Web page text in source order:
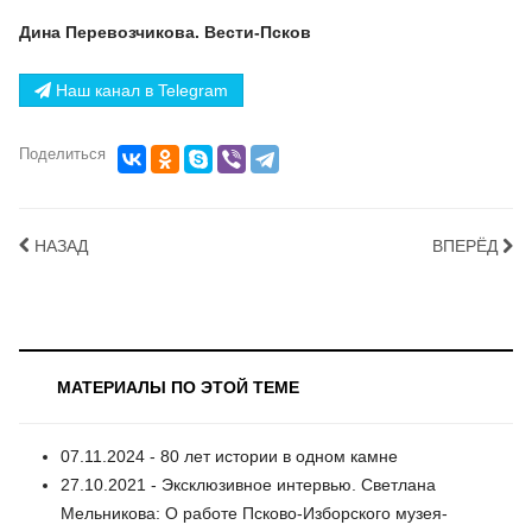
Дина Перевозчикова. Вести-Псков
Наш канал в Telegram
Поделиться
НАЗАД ВПЕРЁД
МАТЕРИАЛЫ ПО ЭТОЙ ТЕМЕ
07.11.2024 - 80 лет истории в одном камне
27.10.2021 - Эксклюзивное интервью. Светлана
Мельникова: О работе Псково-Изборского музея-